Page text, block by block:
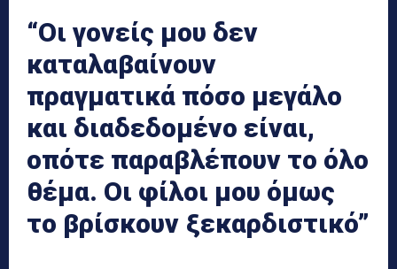
“Οι γονείς μου δεν
καταλαβαίνουν
πραγματικά πόσο μεγάλο
και διαδεδομένο είναι,
οπότε παραβλέπουν το όλο
θέμα. Οι φίλοι μου όμως
το βρίσκουν ξεκαρδιστικό”